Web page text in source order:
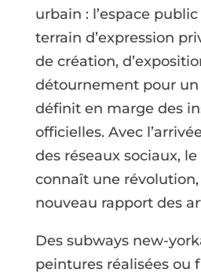
urbain : l’espace
terrain d’expression
de création,
détournement pour un
définit en marge des
officielles. Avec
des réseaux sociaux,
connaît une
nouveau rapport des
Des subways new-
peintures réalisées ou